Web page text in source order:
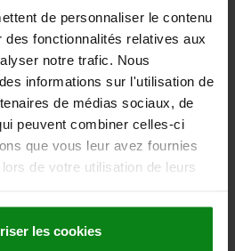
de personnaliser le contenu
fonctionnalités relatives aux
notre trafic. Nous
informations sur l'utilisation de
de médias sociaux, de
peuvent combiner celles-ci
que vous leur avez fournies
de votre utilisation de leurs
les cookies
DETAILS